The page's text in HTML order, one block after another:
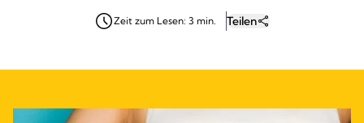
Zeit zum Lesen: 3 min. Teilen